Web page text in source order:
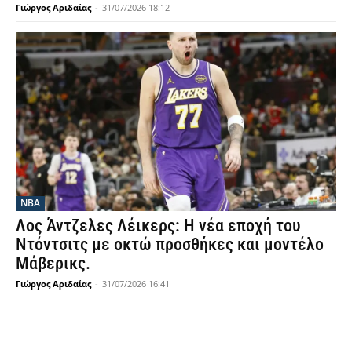
Γιώργος Αριδαίας - 31/07/2026 18:12
NBA
Λος Άντζελες Λέικερς: Η νέα εποχή του
Ντόντσιτς με οκτώ προσθήκες και μοντέλο
Μάβερικς.
Γιώργος Αριδαίας - 31/07/2026 16:41